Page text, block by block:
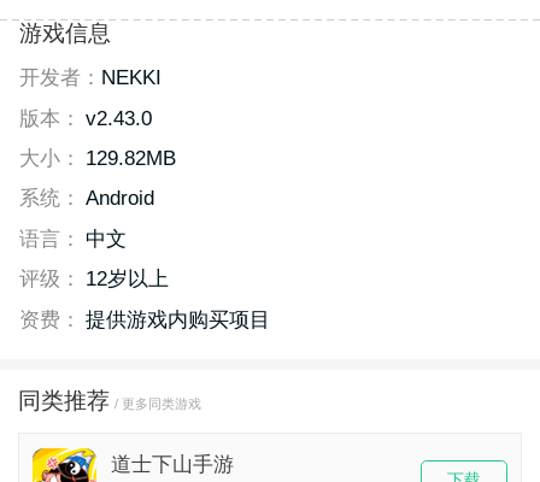
游戏信息
开发者： NEKKI
版本： v2.43.0
大小：
129.82MB
系统： Android
语言：
中文
评级：
12岁以上
资费： 提供游戏内购买项目
同类推荐 / 更多同类游戏
道士下山手游